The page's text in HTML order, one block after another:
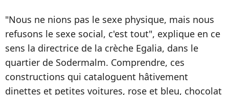
"Nous ne nions pas le sexe physique, mais nous
refusons le sexe social, c'est tout", explique en ce
sens la directrice de la crèche Egalia, dans le
quartier de Sodermalm. Comprendre, ces
constructions qui cataloguent hâtivement
dinettes et petites voitures, rose et bleu, chocolat